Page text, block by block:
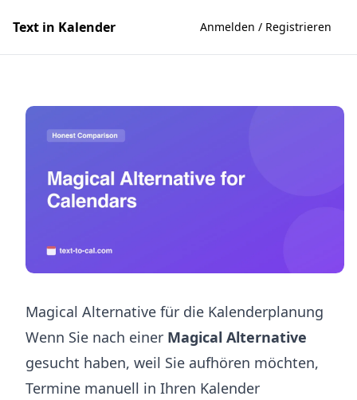
Text in Kalender Anmelden / Registrieren
Magical Alternative für die Kalenderplanung
Wenn Sie nach einer Magical Alternative
gesucht haben, weil Sie aufhören möchten,
Termine manuell in Ihren Kalender